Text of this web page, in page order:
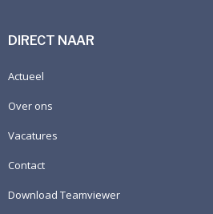
DIRECT NAAR
Actueel
Over ons
Vacatures
Contact
Download Teamviewer